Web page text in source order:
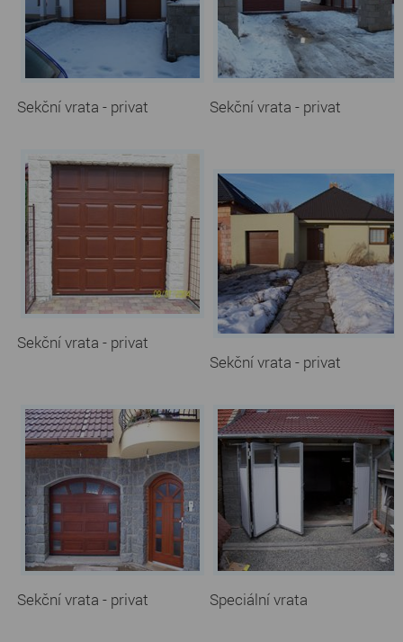
Sekční vrata - privat Sekční vrata - privat
Sekční vrata - privat
Sekční vrata - privat
Sekční vrata - privat Speciální vrata